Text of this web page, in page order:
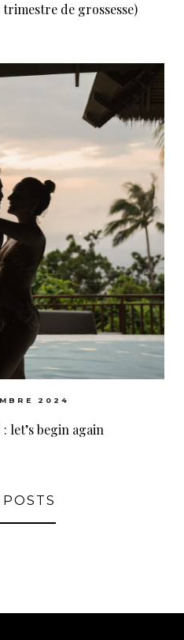
de grossesse)
2024
let’s begin again